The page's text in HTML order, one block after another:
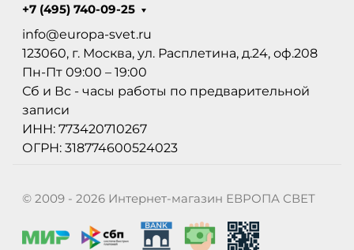
+7 (495) 740-09-25
info@europa-svet.ru
123060, г. Москва, ул. Расплетина, д.24, оф.208
Пн-Пт 09:00 – 19:00
Сб и Вс - часы работы по предварительной
записи
ИНН: 773420710267
ОГРН: 318774600524023
© 2009 - 2026 Интернет-магазин ЕВРОПА СВЕТ